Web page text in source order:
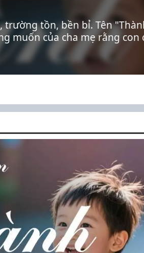
tồn, bền bỉ. Tên
muốn của cha mẹ rằng con